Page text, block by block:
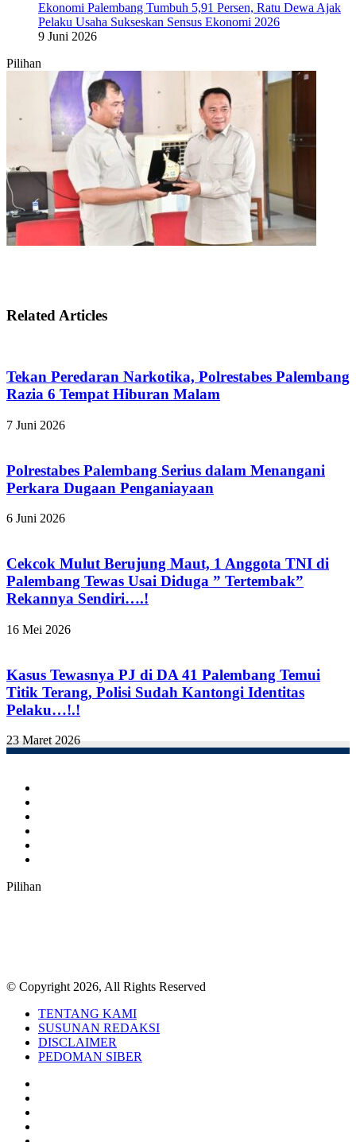
Ekonomi Palembang Tumbuh 5,91 Persen, Ratu Dewa Ajak
Pelaku Usaha Sukseskan Sensus Ekonomi 2026
9 Juni 2026
Pilihan
Related Articles
Tekan Peredaran Narkotika, Polrestabes Palembang
Razia 6 Tempat Hiburan Malam
7 Juni 2026
Polrestabes Palembang Serius dalam Menangani
Perkara Dugaan Penganiayaan
6 Juni 2026
Cekcok Mulut Berujung Maut, 1 Anggota TNI di
Palembang Tewas Usai Diduga ” Tertembak”
Rekannya Sendiri….!
16 Mei 2026
Kasus Tewasnya PJ di DA 41 Palembang Temui
Titik Terang, Polisi Sudah Kantongi Identitas
Pelaku…!.!
23 Maret 2026
Pilihan
© Copyright 2026, All Rights Reserved
TENTANG KAMI
SUSUNAN REDAKSI
DISCLAIMER
PEDOMAN SIBER